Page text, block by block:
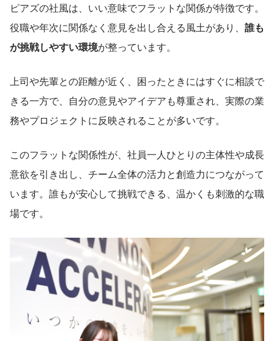
ピアズの社風は、いい意味でフラットな関係が特徴です。
役職や年次に関係なく意見を出し合える風土があり、 誰も
が挑戦しやすい環境が整っています。
上司や先輩との距離が近く、困ったときにはすぐに相談で
きる一方で、自分の意見やアイデアも尊重され、実際の業
務やプロジェクトに反映されることが多いです。
このフラットな関係性が、社員一人ひとりの主体性や成長
意欲を引き出し、チーム全体の活力と創造力につながって
います。誰もが安心して挑戦できる、温かくも刺激的な職
場です。